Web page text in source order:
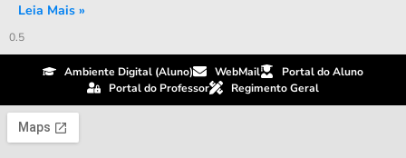
Leia Mais »
Ambiente Digital (Aluno) WebMail
Portal do Aluno
Portal do Professor
Regimento Geral